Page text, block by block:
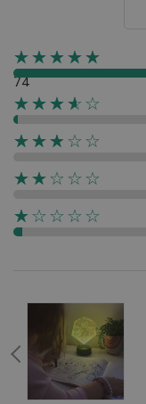
☆☆☆☆☆
★★★★★
74
☆☆☆☆☆
★★★★
☆☆☆☆☆
★★★
☆☆☆☆☆
★★
☆☆☆☆☆
★